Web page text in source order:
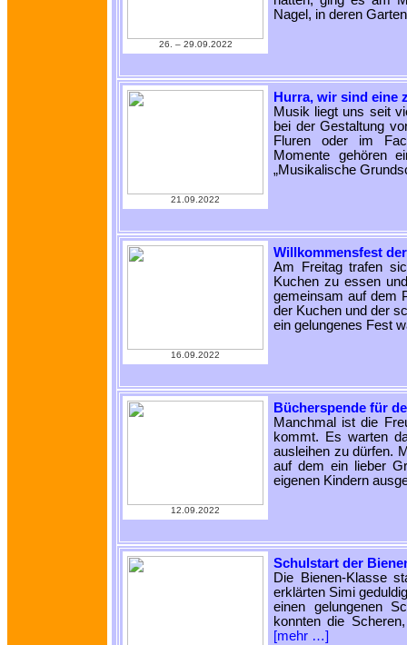
26. ‒ 29.09.2022
Nagel, in deren
21.09.2022
Hurra, wir sind eine
Musik liegt uns seit
bei der Gestaltung
Fluren oder im
Momente gehören
„Musikalische
16.09.2022
Willkommensfest
Am Freitag trafen
Kuchen zu essen
gemeinsam auf dem
der Kuchen und der
ein gelungenes Fest
12.09.2022
Bücherspende für
Manchmal ist die
kommt. Es warten
ausleihen zu dürfen.
auf dem ein lieber
eigenen Kindern
Schulstart der
Die Bienen-Klasse
erklärten Simi
einen gelungenen
konnten die
[mehr …]